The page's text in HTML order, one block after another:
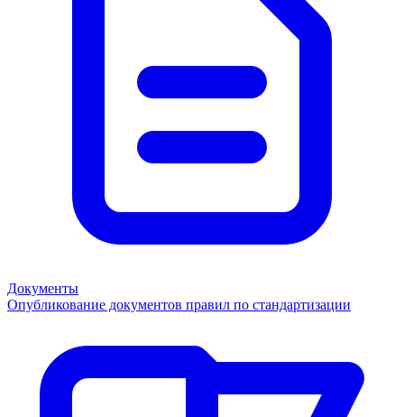
Документы
Опубликование документов правил по стандартизации